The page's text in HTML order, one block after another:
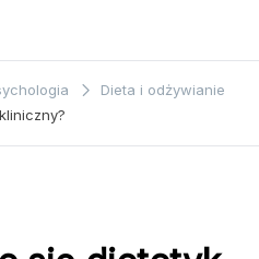
Dieta i odżywianie